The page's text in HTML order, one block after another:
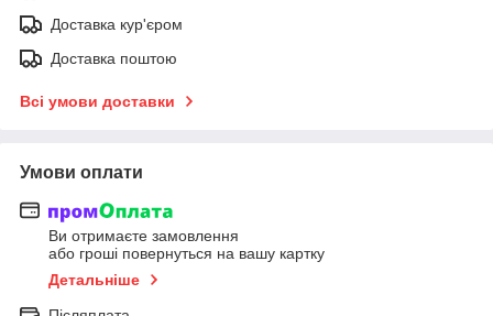
Доставка кур'єром
Доставка поштою
Всі умови доставки
Умови оплати
Ви отримаєте замовлення
або гроші повернуться на вашу картку
Детальніше